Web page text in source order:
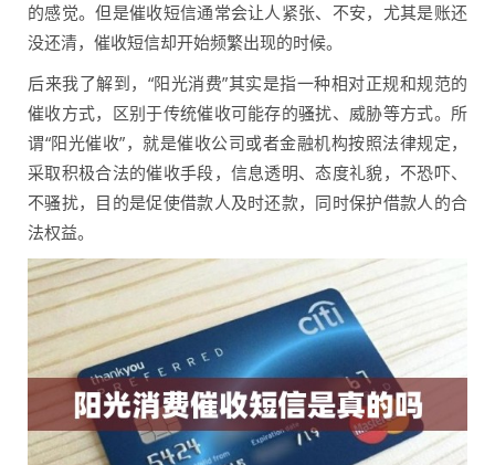
的感觉。但是催收短信通常会让人紧张、不安，尤其是账还
没还清，催收短信却开始频繁出现的时候。
后来我了解到，“阳光消费”其实是指一种相对正规和规范的
催收方式，区别于传统催收可能存的骚扰、威胁等方式。所
谓“阳光催收”，就是催收公司或者金融机构按照法律规定，
采取积极合法的催收手段，信息透明、态度礼貌，不恐吓、
不骚扰，目的是促使借款人及时还款，同时保护借款人的合
法权益。